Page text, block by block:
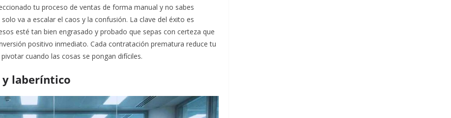
tu proceso de ventas de forma manual y no sabes
va a escalar el caos y la confusión. La clave del éxito es
esté tan bien engrasado y probado que sepas con certeza que
positivo inmediato. Cada contratación prematura reduce tu
cuando las cosas se pongan difíciles.
y laberíntico